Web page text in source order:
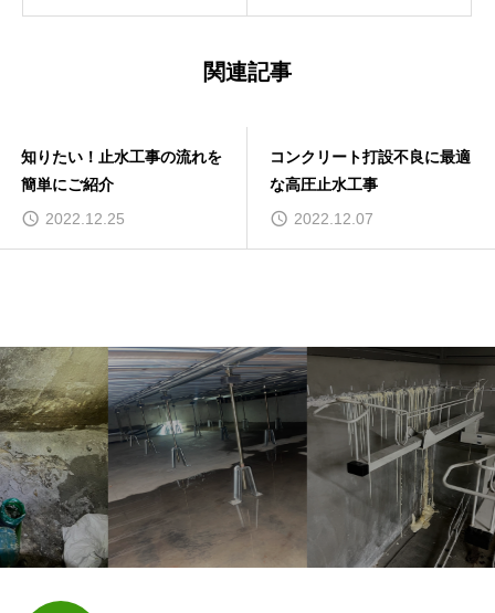
関連記事
知りたい！止水工事の流れを
簡単にご紹介
2022.12.25
コンクリート打設不良に最適
な高圧止水工事
2022.12.07